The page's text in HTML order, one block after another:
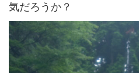
気だろうか？